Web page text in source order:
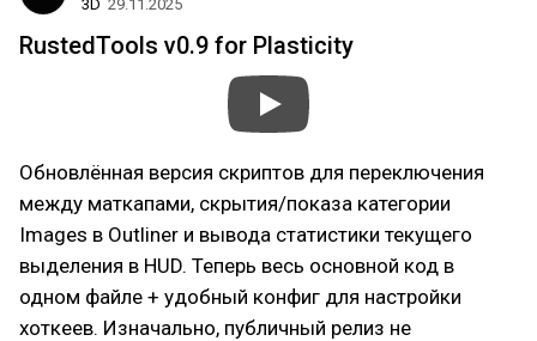
3D 29.11.2025
RustedTools v0.9 for Plasticity
Обновлённая версия скриптов для переключения
между маткапами, скрытия/показа категории
Images в Outliner и вывода статистики текущего
выделения в HUD. Теперь весь основной код в
одном файле + удобный конфиг для настройки
хоткеев. Изначально, публичный релиз не